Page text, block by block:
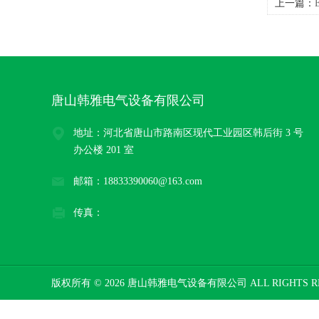
上一篇：
唐山韩雅电气设备有限公司
地址：河北省唐山市路南区现代工业园区韩后街 3 号
办公楼 201 室
邮箱：18833390060@163.com
传真：
版权所有 © 2026 唐山韩雅电气设备有限公司 ALL RIGHTS